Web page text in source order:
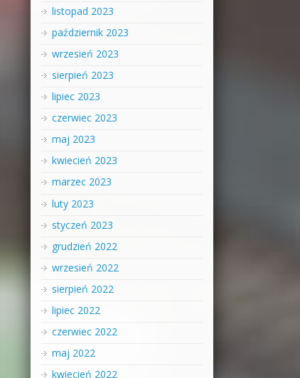
listopad 2023
październik 2023
wrzesień 2023
sierpień 2023
lipiec 2023
czerwiec 2023
maj 2023
kwiecień 2023
marzec 2023
luty 2023
styczeń 2023
grudzień 2022
wrzesień 2022
sierpień 2022
lipiec 2022
czerwiec 2022
maj 2022
kwiecień 2022